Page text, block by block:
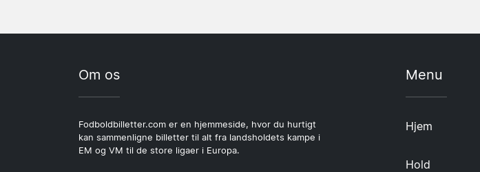
Om os
Fodboldbilletter.com er en hjemmeside, hvor du hurtigt
kan sammenligne billetter til alt fra landsholdets kampe i
EM og VM til de store ligaer i Europa.
Menu
Hjem
Hold